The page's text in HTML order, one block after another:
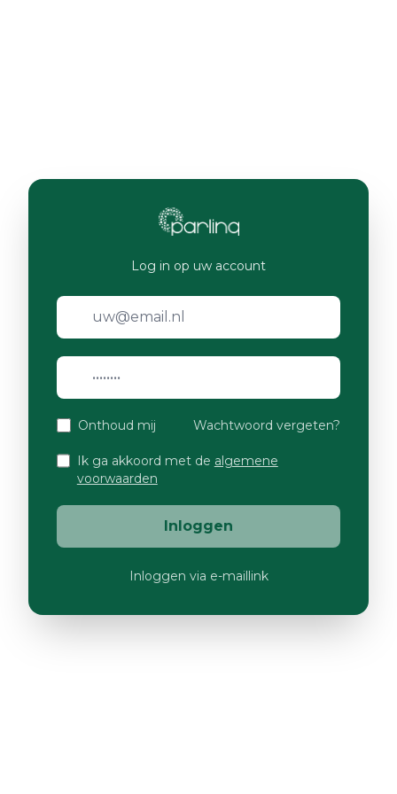
Log in op uw account
Onthoud mij Wachtwoord vergeten?
Ik ga akkoord met de algemene
voorwaarden
Inloggen
Inloggen via e-maillink